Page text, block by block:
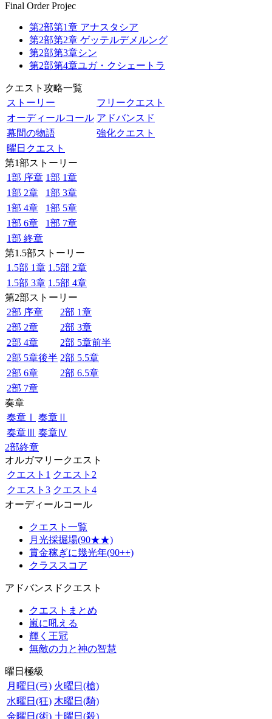
Final Order Projec
第2部第1章 アナスタシア
第2部第2章 ゲッテルデメルング
第2部第3章シン
第2部第4章ユガ・クシェートラ
クエスト攻略一覧
ストーリー
フリークエスト
オーディールコール アドバンスド
幕間の物語
強化クエスト
曜日クエスト
第1部ストーリー
1部 序章 1部 1章
1部 2章
1部 3章
1部 4章
1部 5章
1部 6章
1部 7章
1部 終章
第1.5部ストーリー
1.5部 1章 1.5部 2章
1.5部 3章 1.5部 4章
第2部ストーリー
2部 序章
2部 1章
2部 2章
2部 3章
2部 4章
2部 5章前半
2部 5章後半 2部 5.5章
2部 6章
2部 6.5章
2部 7章
奏章
奏章Ⅰ
奏章Ⅱ
奏章Ⅲ 奏章Ⅳ
2部終章
オルガマリークエスト
クエスト1 クエスト2
クエスト3 クエスト4
オーディールコール
クエスト一覧
月光採掘場(90★★)
賞金稼ぎに幾光年(90++)
クラススコア
アドバンスドクエスト
クエストまとめ
嵐に吼える
輝く王冠
無敵の力と神の智慧
曜日極級
月曜日(弓) 火曜日(槍)
水曜日(狂) 木曜日(騎)
金曜日(術) 土曜日(殺)